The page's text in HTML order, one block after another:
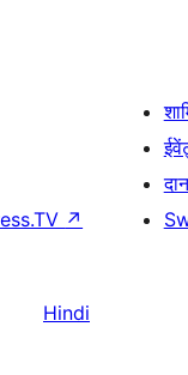
↗
Hindi